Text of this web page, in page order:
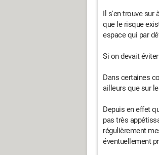
Il s'en trouve sur
que le risque
espace qui par
Si on devait
Dans certaines
ailleurs que sur
Depuis en effet
pas très
régulièrement
éventuellement